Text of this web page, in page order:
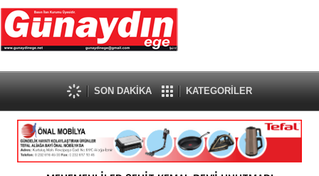
SON DAKİKA KATEGORİLER